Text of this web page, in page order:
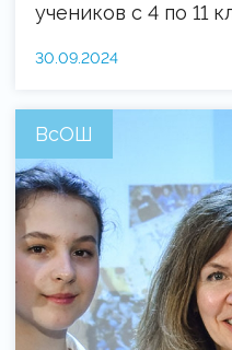
учеников с 4 по 11
30.09.2024
ВсОШ